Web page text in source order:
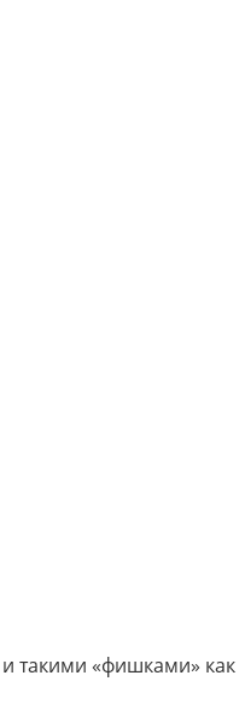
такими «фишками» как